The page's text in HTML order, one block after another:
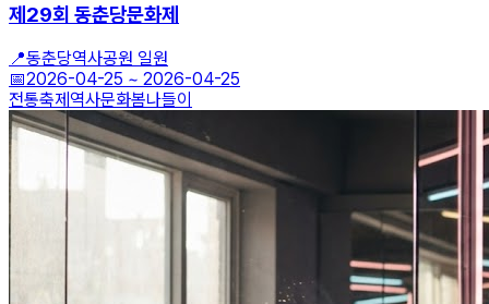
제29회 동춘당문화제
📍동춘당역사공원 일원
📅2026-04-25 ~ 2026-04-25
전통축제역사문화봄나들이